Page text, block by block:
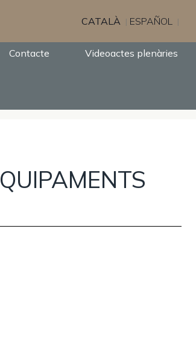
CATALÀ ESPAÑOL
Contacte
Videoactes plenàries